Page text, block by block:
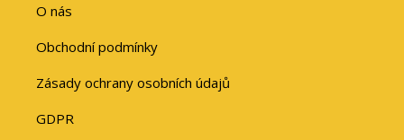
O nás
Obchodní podmínky
Zásady ochrany osobních údajů
GDPR